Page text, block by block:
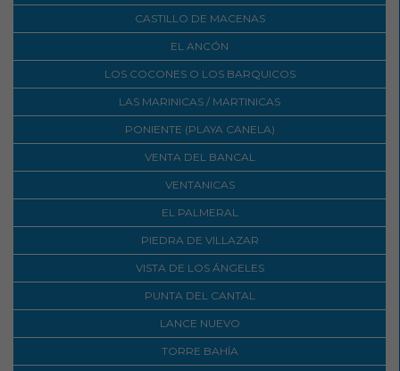
CASTILLO DE MACENAS
EL ANCÓN
LOS COCONES O LOS BARQUICOS
LAS MARINICAS / MARTINICAS
PONIENTE (PLAYA CANELA)
VENTA DEL BANCAL
VENTANICAS
EL PALMERAL
PIEDRA DE VILLAZAR
VISTA DE LOS ÁNGELES
PUNTA DEL CANTAL
LANCE NUEVO
TORRE BAHÍA